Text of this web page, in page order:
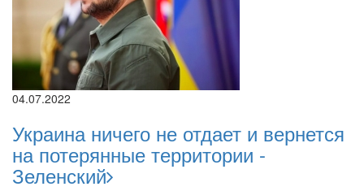
04.07.2022
Украина ничего не отдает и вернется
на потерянные территории -
Зеленский